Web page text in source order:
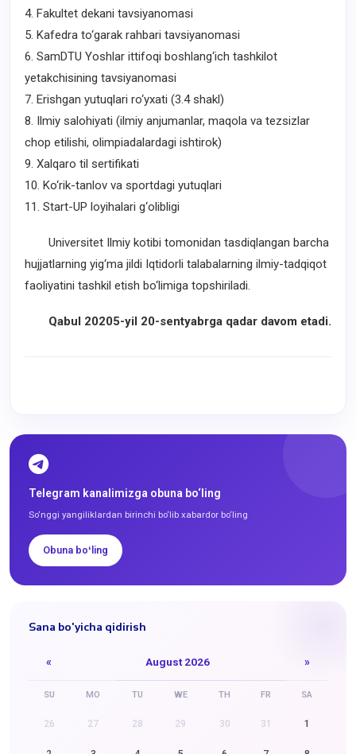
4. Fakultet dekani tavsiyanomasi
5. Kafedra to‘garak rahbari tavsiyanomasi
6. SamDTU Yoshlar ittifoqi boshlang‘ich tashkilot
yetakchisining tavsiyanomasi
7. Erishgan yutuqlari ro‘yxati (3.4 shakl)
8. Ilmiy salohiyati (ilmiy anjumanlar, maqola va tezsizlar
chop etilishi, olimpiadalardagi ishtirok)
9. Xalqaro til sertifikati
10. Ko‘rik-tanlov va sportdagi yutuqlari
11. Start-UP loyihalari g‘olibligi
Universitet Ilmiy kotibi tomonidan tasdiqlangan barcha
hujjatlarning yig‘ma jildi Iqtidorli talabalarning ilmiy-tadqiqot
faoliyatini tashkil etish bo‘limiga topshiriladi.
Qabul 20205-yil 20-sentyabrga qadar davom etadi.
Telegram kanalimizga obuna bo‘ling
So‘nggi yangiliklardan birinchi bo‘lib xabardor bo‘ling
Obuna boʻling
Sana bo'yicha qidirish
« August 2026 »
SU MO TU WE TH FR SA
26 27 28 29 30 31 1